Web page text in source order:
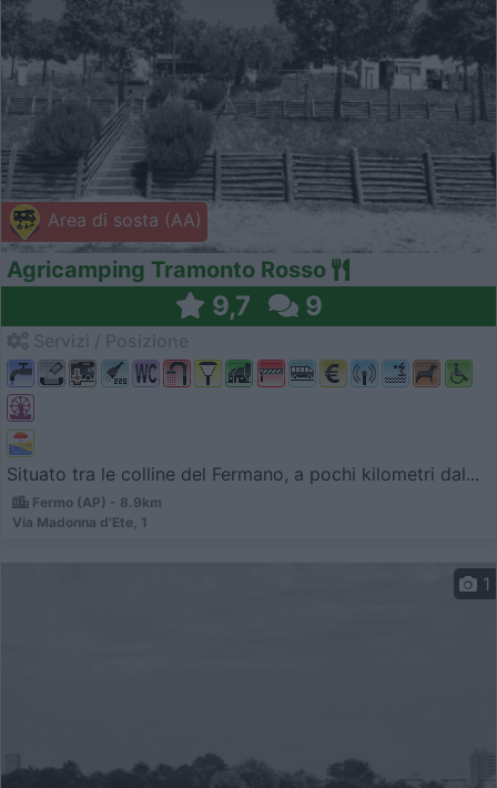
Area di sosta (AA)
Agricamping Tramonto Rosso
9,7 9
Situato tra le colline del Fermano, a pochi kilometri dal...
Fermo (AP) - 8.9km
Via Madonna d'Ete, 1
1